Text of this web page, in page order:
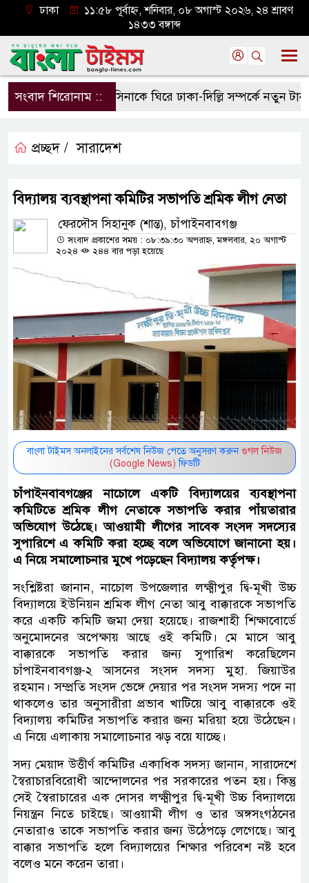
ঢাকা
১১:৫৮ পূর্বাহ্ন, শনিবার, ০৮ অগাস্ট ২০২৬, ২৪ শ্রাবণ
১৪৩৩ বঙ্গাব্দ
সংবাদ শিরোনাম ::হাসিনাকে ঘিরে ঢাকা-দিল্লি সম্পর্কে নতুন
প্রচ্ছদ / সারাদেশ
বিদ্যালয় ব্যবস্থাপনা কমিটির সভাপতি শ্রমিক লীগ নেতা
ফেরদৌস সিহানুক (শান্ত), চাঁপাইনবাবগঞ্জ
সংবাদ প্রকাশের সময় : ০৮:৩৯:৩০ অপরাহ্ন, মঙ্গলবার, ২০ অগাস্ট
২০২৪
২৪৪ বার পড়া হয়েছে
বাংলা টাইমস অনলাইনের সর্বশেষ নিউজ পেতে অনুসরণ করুন গুগল নিউজ
(Google News) ফিডটি
চাঁপাইনবাবগঞ্জের নাচোলে একটি বিদ্যালয়ের ব্যবস্থাপনা
কমিটিতে শ্রমিক লীগ নেতাকে সভাপতি করার পাঁয়তারার
অভিযোগ উঠেছে। আওয়ামী লীগের সাবেক সংসদ সদস্যের
সুপারিশে এ কমিটি করা হচ্ছে বলে অভিযোগে জানানো হয়।
এ নিয়ে সমালোচনার মুখে পড়েছেন বিদ্যালয় কর্তৃপক্ষ।
সংশ্লিষ্টরা জানান, নাচোল উপজেলার লক্ষ্মীপুর দ্বি-মূখী উচ্চ
বিদ্যালয়ে ইউনিয়ন শ্রমিক লীগ নেতা আবু বাক্কারকে সভাপতি
করে একটি কমিটি জমা দেয়া হয়েছে। রাজশাহী শিক্ষাবোর্ডে
অনুমোদনের অপেক্ষায় আছে ওই কমিটি। মে মাসে আবু
বাক্কারকে সভাপতি করার জন্য সুপারিশ করেছিলেন
চাঁপাইনবাবগঞ্জ-২ আসনের সংসদ সদস্য মুহা. জিয়াউর
রহমান। সম্প্রতি সংসদ ভেঙ্গে দেয়ার পর সংসদ সদস্য পদে না
থাকলেও তার অনুসারীরা প্রভাব খাটিয়ে আবু বাক্কারকে ওই
বিদ্যালয় কমিটির সভাপতি করার জন্য মরিয়া হয়ে উঠেছেন।
এ নিয়ে এলাকায় সমালোচনার ঝড় বয়ে যাচ্ছে।
সদ্য মেয়াদ উত্তীর্ণ কমিটির একাধিক সদস্য জানান, সারাদেশে
স্বৈরাচারবিরোধী আন্দোলনের পর সরকারের পতন হয়। কিন্তু
সেই স্বৈরাচারের এক দোসর লক্ষ্মীপুর দ্বি-মূখী উচ্চ বিদ্যালয়ে
নিয়ন্ত্রন নিতে চাইছে। আওয়ামী লীগ ও তার অঙ্গসংগঠনের
নেতারাও তাকে সভাপতি করার জন্য উঠেপড়ে লেগেছে। আবু
বাক্কার সভাপতি হলে বিদ্যালয়ের শিক্ষার পরিবেশ নষ্ট হবে
বলেও মনে করেন তারা।